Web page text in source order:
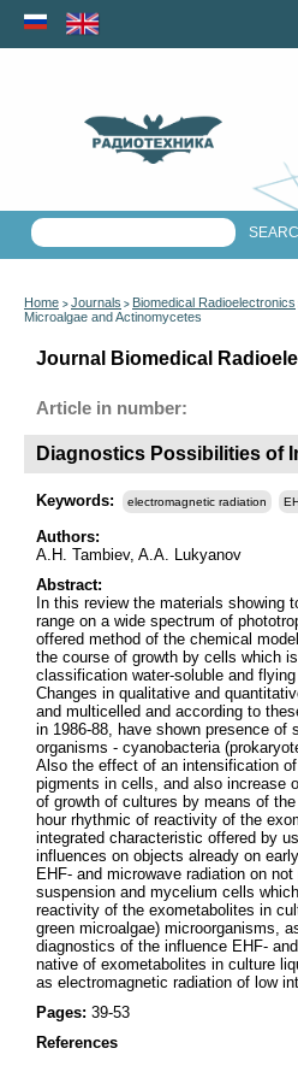
Home > Journals > Biomedical Radioelectronics
Microalgae and Actinomycetes
Journal Biomedical
Article in number:
Diagnostics Possibilities of
Keywords: electromagnetic radiation
Authors:
A.H. Tambiev, A.A. Lukyanov
Abstract:
In this review the materials
range on a wide spectrum of
offered method of the chemical
the course of growth by cells which
classification water-soluble and
Changes in qualitative and
and multicelled and according to
in 1986-88, have shown presence of
organisms - cyanobacteria
Also the effect of an intensification
pigments in cells, and also increase
of growth of cultures by means of
hour rhythmic of reactivity of the
integrated characteristic offered by
influences on objects already on
EHF- and microwave radiation on
suspension and mycelium cells
reactivity of the exometabolites in
green microalgae) microorganisms,
diagnostics of the influence EHF-
native of exometabolites in culture
as electromagnetic radiation of low
Pages: 39-53
References